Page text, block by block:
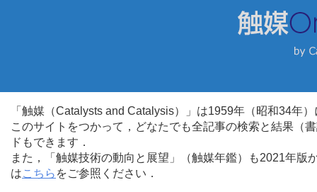
「触媒（Catalysts and Catalysis）」は1959年（昭和34年
このサイトをつかって，どなたでも全記事の検索と結果（
ドもできます．
また，「触媒技術の動向と展望」（触媒年鑑）も2021年
はこちら をご参照ください．